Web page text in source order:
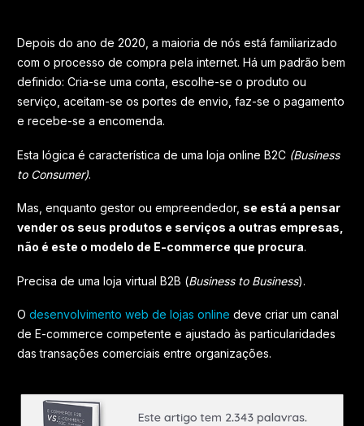
Depois do ano de 2020, a maioria de nós está familiarizado
com o processo de compra pela internet. Há um padrão bem
definido: Cria-se uma conta, escolhe-se o produto ou
serviço, aceitam-se os portes de envio, faz-se o pagamento
e recebe-se a encomenda.
Esta lógica é característica de uma loja online B2C (Business
to Consumer).
Mas, enquanto gestor ou empreendedor, se está a pensar
vender os seus produtos e serviços a outras empresas,
não é este o modelo de E-commerce que procura.
Precisa de uma loja virtual B2B (Business to Business).
O desenvolvimento web de lojas online deve criar um canal
de E-commerce competente e ajustado às particularidades
das transações comerciais entre organizações.